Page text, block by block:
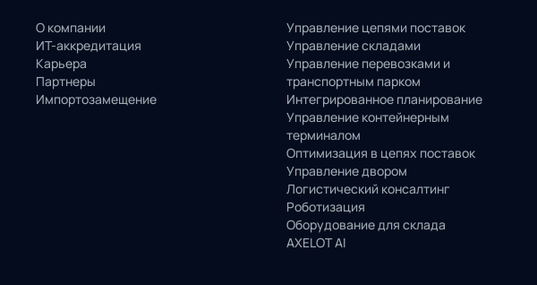
О компании
ИТ-аккредитация
Карьера
Партнеры
Импортозамещение
Управление цепями поставок
Управление складами
Управление перевозками и
транспортным парком
Интегрированное планирование
Управление контейнерным
терминалом
Оптимизация в цепях поставок
Управление двором
Логистический консалтинг
Роботизация
Оборудование для склада
AXELOT AI